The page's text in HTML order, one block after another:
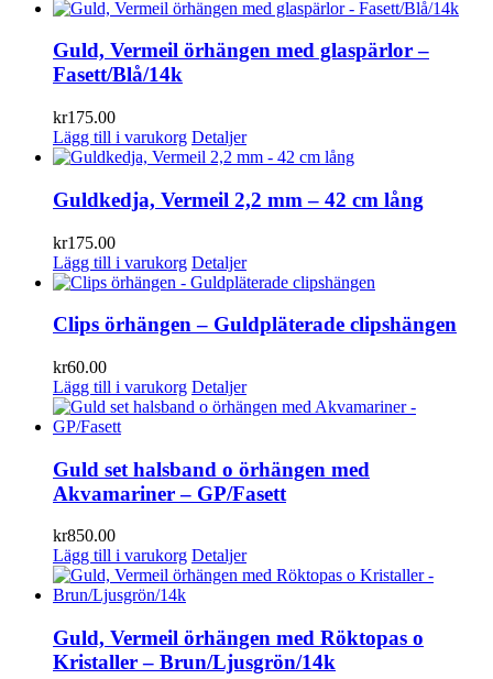
Guld, Vermeil örhängen med glaspärlor –
Fasett/Blå/14k
kr175.00
Lägg till i varukorg Detaljer
Guldkedja, Vermeil 2,2 mm – 42 cm lång
kr175.00
Lägg till i varukorg Detaljer
Clips örhängen – Guldpläterade clipshängen
kr60.00
Lägg till i varukorg Detaljer
Guld set halsband o örhängen med
Akvamariner – GP/Fasett
kr850.00
Lägg till i varukorg Detaljer
Guld, Vermeil örhängen med Röktopas o
Kristaller – Brun/Ljusgrön/14k